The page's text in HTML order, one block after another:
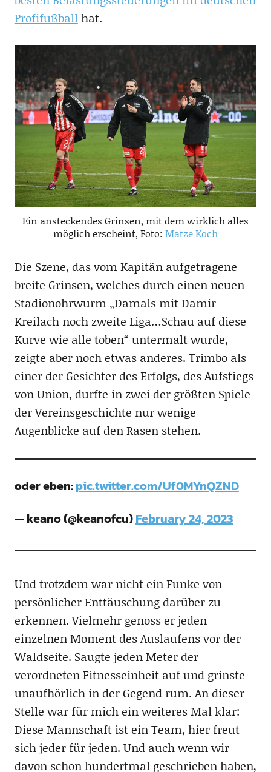
Profifußballhat.
Ein ansteckendes Grinsen, mit dem wirklich alles
möglich erscheint, Foto: Matze Koch
Die Szene, das vom Kapitän aufgetragene
breite Grinsen, welches durch einen neuen
Stadionohrwurm „Damals mit Damir
Kreilach noch zweite Liga…Schau auf diese
Kurve wie alle toben“ untermalt wurde,
zeigte aber noch etwas anderes. Trimbo als
einer der Gesichter des Erfolgs, des Aufstiegs
von Union, durfte in zwei der größten Spiele
der Vereinsgeschichte nur wenige
Augenblicke auf den Rasen stehen.
oder eben:pic.twitter.com/Uf0MYnQZND
— keano (@keanofcu)February 24, 2023
Und trotzdem war nicht ein Funke von
persönlicher Enttäuschung darüber zu
erkennen. Vielmehr genoss er jeden
einzelnen Moment des Auslaufens vor der
Waldseite. Saugte jeden Meter der
verordneten Fitnesseinheit auf und grinste
unaufhörlich in der Gegend rum. An dieser
Stelle war für mich ein weiteres Mal klar:
Diese Mannschaft ist ein Team, hier freut
sich jeder für jeden. Und auch wenn wir
davon schon hundertmal geschrieben haben,